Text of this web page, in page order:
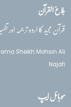
بلاغ القرآن
قرآن مجید کا اردو ترجمہ اور
Sheikh Mohsin Ali
Najafi
موبائل ایپ